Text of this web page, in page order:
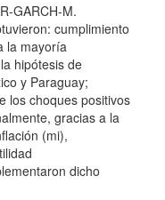
GARCH-M.
cumplimiento
la mayoría
hipótesis de
y Paraguay;
los choques positivos
gracias a la
(mi),
dicho